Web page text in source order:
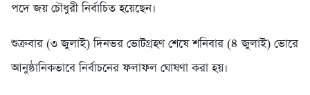
পদে জয় চৌধুরী নির্বাচিত হয়েছেন।
শুক্রবার (৩ জুলাই) দিনভর ভোটগ্রহণ শেষে শনিবার (৪ জুলাই) ভোরে
আনুষ্ঠানিকভাবে নির্বাচনের ফলাফল ঘোষণা করা হয়।